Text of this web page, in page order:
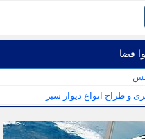
فضا
و طراح انواع دیوار سبز